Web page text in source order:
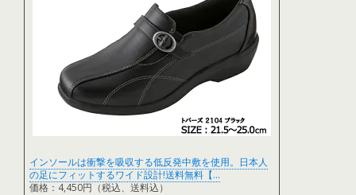
インソールは衝撃を吸収する低反発中敷を使用。日本人
の足にフィットするワイド設計!送料無料【…
価格：4,450円（税込、送料込）